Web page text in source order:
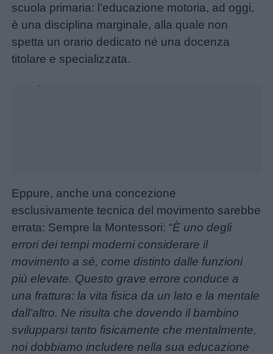
Menu
colorare
Storie
per
bambini
Feste
e
giornate
scuola primaria: l’educazione motoria, ad oggi,
è una disciplina marginale, alla quale non
spetta un orario dedicato né una docenza
titolare e specializzata.
Eppure, anche una concezione
esclusivamente tecnica del movimento sarebbe
errata: Sempre la Montessori: “È uno degli
errori dei tempi moderni considerare il
movimento a sé, come distinto dalle funzioni
più elevate. Questo grave errore conduce a
una frattura: la vita fisica da un lato e la mentale
dall’altro. Ne risulta che dovendo il bambino
svilupparsi tanto fisicamente che mentalmente,
noi dobbiamo includere nella sua educazione